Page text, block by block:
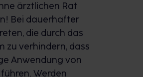
1⁄2 oder 1
reichlich
6
ärztlichen Rat
Bei dauerhafter
die durch das
zu verhindern, dass
Anwendung von
Werden